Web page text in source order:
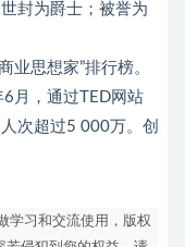
封为爵士；被誉为
业思想家”排行榜。
月，通过TED网站
次超过5 000万。创
学习和交流使用，版权